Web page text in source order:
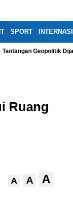
SPORT
Tantangan Geopolitik
Ruang
A A A